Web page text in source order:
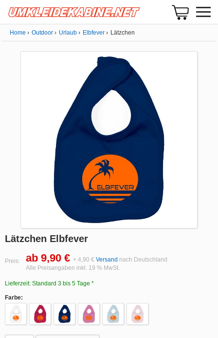
Home Outdoor Urlaub Elbfever Lätzchen
Lätzchen Elbfever
Preis: ab 9,90 € + 4,90 € Versand nach Deutschland
Alle Preisangaben inkl. 19 % MwSt.
Lieferzeit: Standard 3 bis 5 Tage *
Farbe: